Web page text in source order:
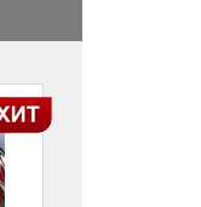
1